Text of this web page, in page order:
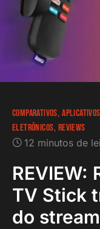
COMPARATIVOS APLICATIVOS
ELETRÔNICOS REVIEWS
12 minutos de
REVIEW:
TV Stick
do